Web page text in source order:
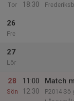
Tor
18:30
26
Fre
27
Lör
28
Sön
11:00
12:30
Match
P2014 Sö